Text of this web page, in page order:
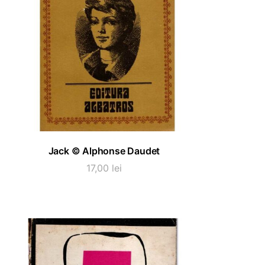
ADAUGĂ ÎN COȘ
Jack © Alphonse Daudet
17,00 lei